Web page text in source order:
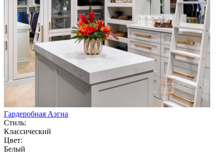
Гардеробная Аэгна
Стиль:
Классический
Цвет:
Белый